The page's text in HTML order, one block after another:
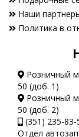
Наши
Политика в
Розничный
50 (доб. 1)
Розничный
50 (доб. 2)
(351) 235-83-
Отдел